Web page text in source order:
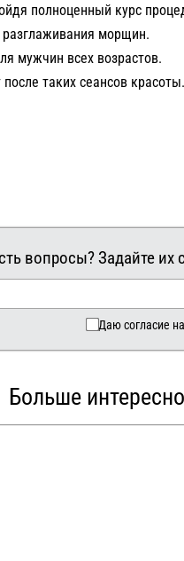
полноценный курс
разглаживания морщин.
мужчин всех возрастов.
таких сеансов красоты.
вопросы? Задайте их
Даю согласие на
Больше